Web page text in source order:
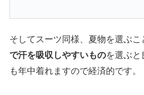
そしてスーツ同様、夏物を選ぶこ
で汗を吸収しやすいものを選ぶ
も年中着れますので経済的です。